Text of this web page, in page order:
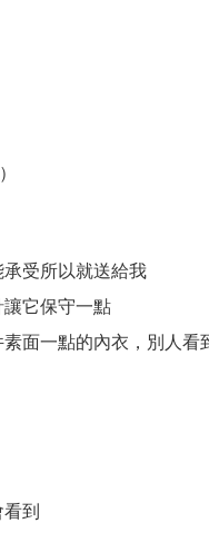
受所以就送給我
它保守一點
面一點的內衣，別人看
到